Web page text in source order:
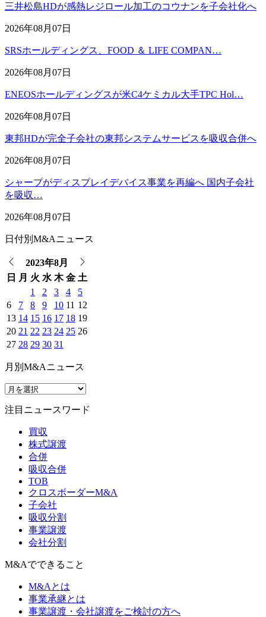
三井松島HDが感熱レジロール加工のコウナンを子会社化へ
2026年08月07日
SRSホールディングス、FOOD ＆ LIFE COMPAN…
2026年08月07日
ENEOSホールディングスが米C4ケミカル大手TPC Hol…
2026年08月07日
東邦HDが完全子会社の東邦システムサービスを吸収合併へ
2026年08月07日
シャープがディスプレイデバイス事業を再編へ 国内子会社
を吸収…
2026年08月07日
日付別M&Aニュース
2023年8月
日
月 火 水 木 金 土
1
2 3 4
5
6
7 8 9 10 11 12
13 14 15 16 17 18 19
20 21 22 23 24 25 26
27 28 29 30 31
月別M&Aニュース
注目ニュースワード
買収
株式譲渡
合併
吸収合併
TOB
クロスボーダーM&A
子会社
吸収分割
事業譲渡
会社分割
M&Aでできること
M&Aとは
事業承継とは
事業譲渡・会社譲渡をご検討の方へ